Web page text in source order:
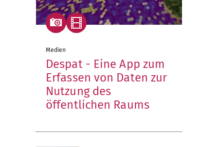
Despat - Eine App zum
Erfassen von Daten zur
Nutzung des
öffentlichen Raums
Medien